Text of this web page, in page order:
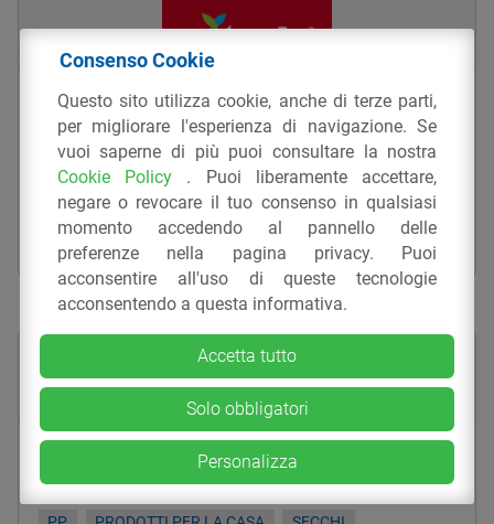
Professional cleaning solutions –
AquvaVIZ/Variant Trolley 1875771
PP PRODOTTI PER LA CASA
SECCHI
STAMPAGGIO AD INIEZIONE
FREUDENBERG HOME AND CLEANING
Professional cleaning solutions –
AquvaVIZ/Variant Trolley 1863071
Consenso Cookie
Questo sito utilizza cookie, anche di terze parti,
per migliorare l'esperienza di navigazione. Se
vuoi saperne di più puoi consultare la nostra
Cookie Policy . Puoi liberamente accettare,
negare o revocare il tuo consenso in qualsiasi
momento accedendo al pannello delle
preferenze nella pagina privacy. Puoi
acconsentire all'uso di queste tecnologie
acconsentendo a questa informativa.
Accetta tutto
Solo obbligatori
Personalizza